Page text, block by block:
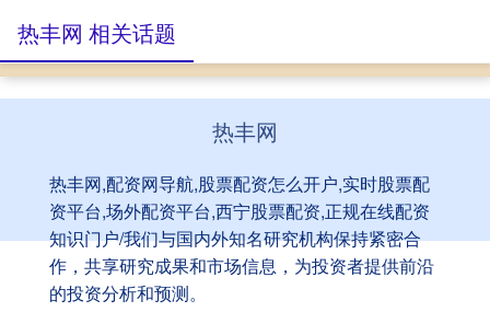
热丰网
热丰网,配资网导航,股票配资怎么开户,实时股票配
资平台,场外配资平台,西宁股票配资,正规在线配资
知识门户/我们与国内外知名研究机构保持紧密合
作，共享研究成果和市场信息，为投资者提供前沿
的投资分析和预测。
热丰网 相关话题